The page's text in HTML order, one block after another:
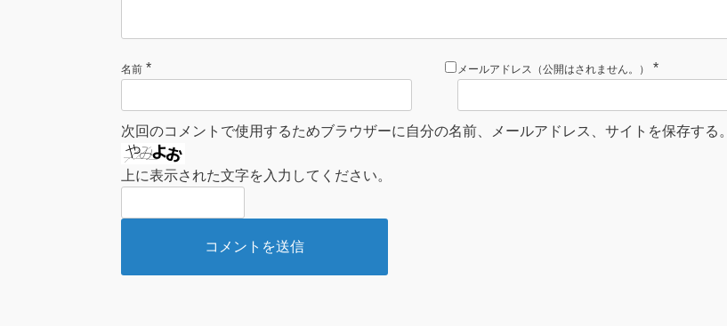
名前 * メールアドレス（公開はされません。） *
次回のコメントで使用するためブラウザーに自分の名前、メールアドレス、サイトを保存する。
上に表示された文字を入力してください。